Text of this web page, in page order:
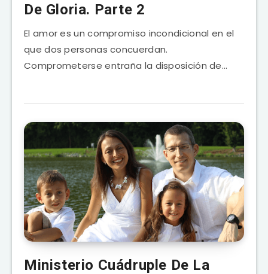
De Gloria. Parte 2
El amor es un compromiso incondicional en el
que dos personas concuerdan.
Comprometerse entraña la disposición de…
Ministerio Cuádruple De La